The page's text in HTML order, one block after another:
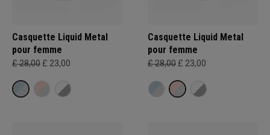
Casquette Liquid Metal
pour femme
£ 28,00 £ 23,00
Casquette Liquid Metal
pour femme
£ 28,00 £ 23,00